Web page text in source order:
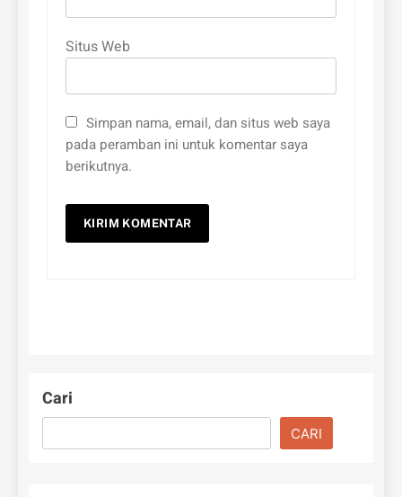
Situs Web
Simpan nama, email, dan situs web saya
pada peramban ini untuk komentar saya
berikutnya.
Cari
CARI